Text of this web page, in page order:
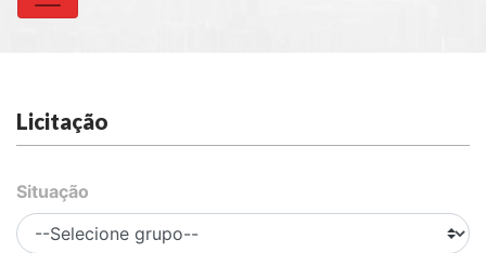
Licitação
Situação